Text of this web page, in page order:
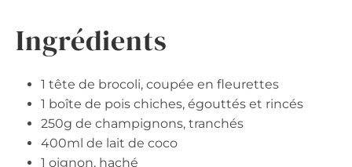
Ingrédients
1 tête de brocoli, coupée en fleurettes
1 boîte de pois chiches, égouttés et rincés
250g de champignons, tranchés
400ml de lait de coco
1 oignon, haché